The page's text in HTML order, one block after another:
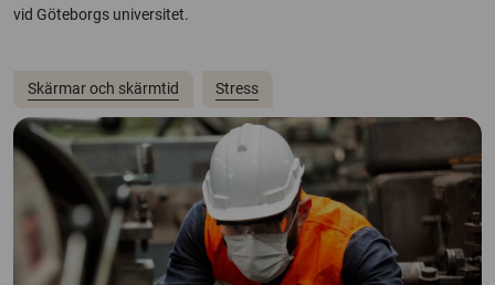
vid Göteborgs universitet.
Skärmar och skärmtid Stress